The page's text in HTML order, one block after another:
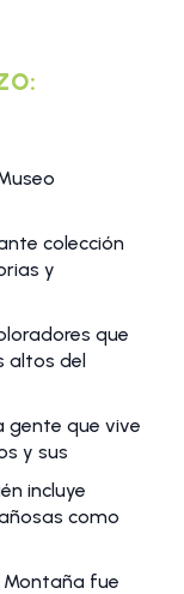
colección
y
que
altos del
gente que vive
y sus
incluye
como
Montaña fue